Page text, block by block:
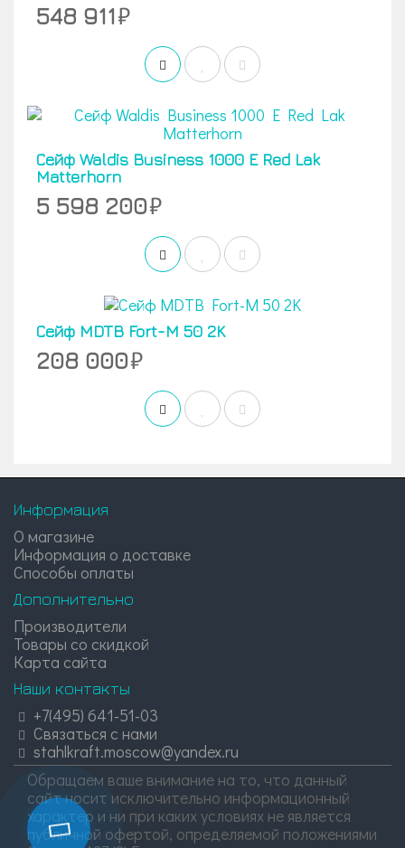
548 911
Сейф Waldis Business 1000 E Red Lak
Matterhorn
5 598 200
Сейф MDTB Fort-M 50 2K
208 000
Информация
О магазине
Информация о доставке
Способы оплаты
Дополнительно
Производители
Товары со скидкой
Карта сайта
Наши контакты
+7(495) 641-51-03
Связаться с нами
stahlkraft.moscow@yandex.ru
Обращаем ваше внимание на то, что данный
сайт носит исключительно информационный
характер и ни при каких условиях не является
публичной офертой, определяемой положениями